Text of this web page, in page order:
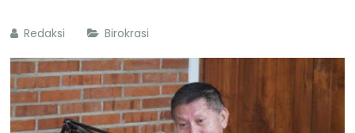
Redaksi Birokrasi